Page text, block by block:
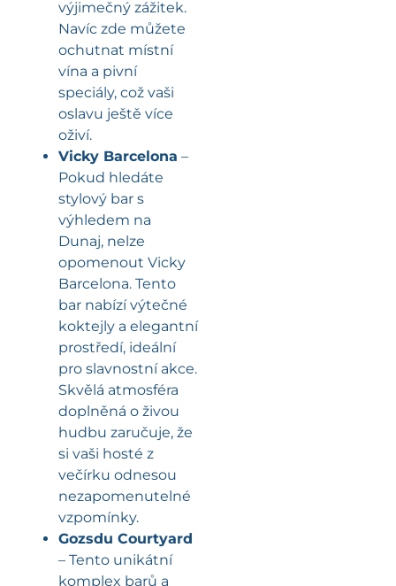
výjimečný zážitek.
Navíc zde můžete
ochutnat místní
vína a pivní
speciály, což vaši
oslavu ještě více
oživí.
Vicky Barcelona –
Pokud hledáte
stylový bar s
výhledem na
Dunaj, nelze
opomenout Vicky
Barcelona. Tento
bar nabízí výtečné
koktejly a elegantní
prostředí, ideální
pro slavnostní akce.
Skvělá atmosféra
doplněná o živou
hudbu zaručuje, že
si vaši hosté z
večírku odnesou
nezapomenutelné
vzpomínky.
Gozsdu Courtyard
– Tento unikátní
komplex barů a